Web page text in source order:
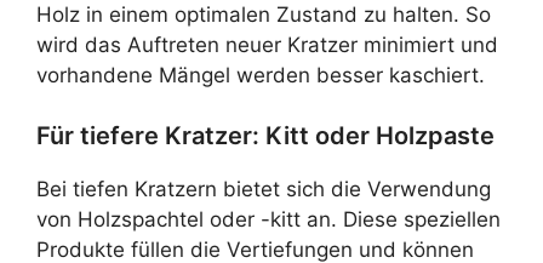
Holz in einem optimalen Zustand zu halten. So
wird das Auftreten neuer Kratzer minimiert und
vorhandene Mängel werden besser kaschiert.
Für tiefere Kratzer: Kitt oder Holzpaste
Bei tiefen Kratzern bietet sich die Verwendung
von Holzspachtel oder -kitt an. Diese speziellen
Produkte füllen die Vertiefungen und können